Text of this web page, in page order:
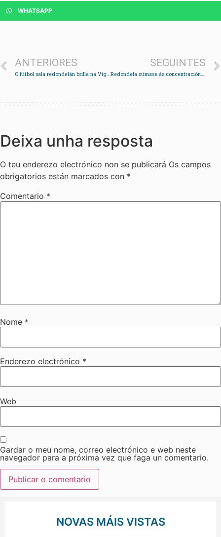
WHATSAPP
ANTERIORES
O fútbol sala redondelán brilla na Vigo Cup
SEGUINTES
Redondela súmase ás concentracións para condenar o crime de Samuel
Deixa unha resposta
O teu enderezo electrónico non se publicará Os campos
obrigatorios están marcados con *
Comentario *
Nome *
Enderezo electrónico *
Web
Gardar o meu nome, correo electrónico e web neste
navegador para a próxima vez que faga un comentario.
NOVAS MÁIS VISTAS